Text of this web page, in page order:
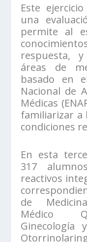
Este
una
permite al
respuesta,
áreas de
basado en
Nacional de
Médicas
familiarizar a
condiciones
En esta
317
reactivos
de
Médico
Ginecología